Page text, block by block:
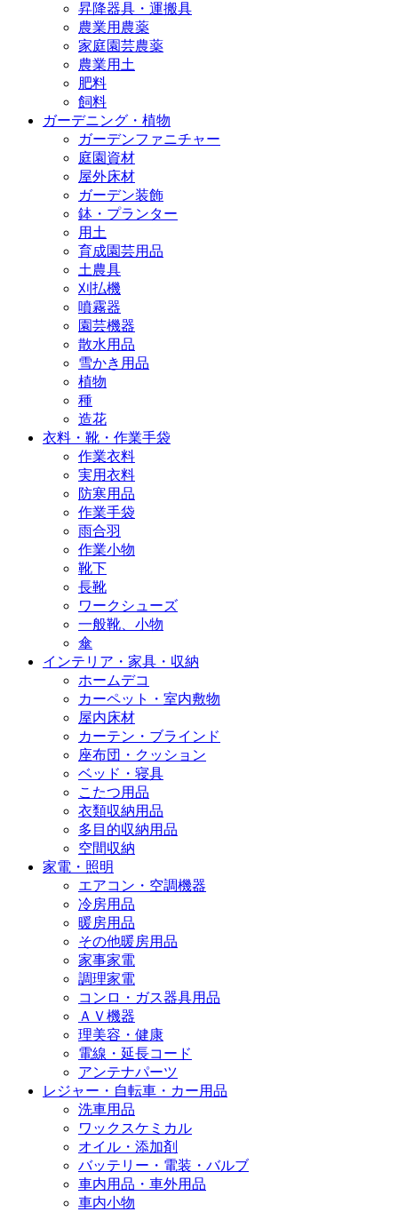
昇降器具・運搬具
農業用農薬
家庭園芸農薬
農業用土
肥料
飼料
ガーデニング・植物
ガーデンファニチャー
庭園資材
屋外床材
ガーデン装飾
鉢・プランター
用土
育成園芸用品
土農具
刈払機
噴霧器
園芸機器
散水用品
雪かき用品
植物
種
造花
衣料・靴・作業手袋
作業衣料
実用衣料
防寒用品
作業手袋
雨合羽
作業小物
靴下
長靴
ワークシューズ
一般靴、小物
傘
インテリア・家具・収納
ホームデコ
カーペット・室内敷物
屋内床材
カーテン・ブラインド
座布団・クッション
ベッド・寝具
こたつ用品
衣類収納用品
多目的収納用品
空間収納
家電・照明
エアコン・空調機器
冷房用品
暖房用品
その他暖房用品
家事家電
調理家電
コンロ・ガス器具用品
ＡＶ機器
理美容・健康
電線・延長コード
アンテナパーツ
レジャー・自転車・カー用品
洗車用品
ワックスケミカル
オイル・添加剤
バッテリー・電装・バルブ
車内用品・車外用品
車内小物